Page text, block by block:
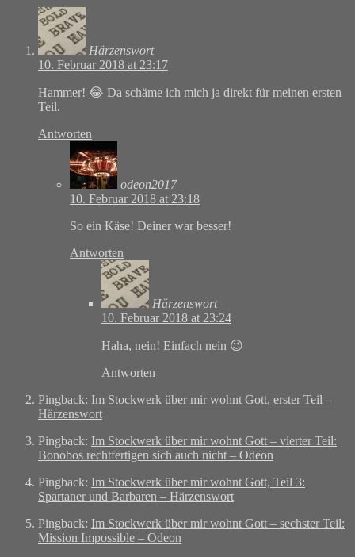
Härzenswort
10. Februar 2018 at 23:17
Hammer! 😂 Da schäme ich mich ja direkt für meinen ersten
Teil.
Antworten
odeon2017
10. Februar 2018 at 23:18
So ein Käse! Deiner war besser!
Antworten
Härzenswort
10. Februar 2018 at 23:24
Haha, nein! Einfach nein 😉
Antworten
Pingback: Im Stockwerk über mir wohnt Gott, erster Teil –
Härzenswort
Pingback: Im Stockwerk über mir wohnt Gott – vierter Teil:
Bonobos rechtfertigen sich auch nicht – Odeon
Pingback: Im Stockwerk über mir wohnt Gott, Teil 3:
Spartaner und Barbaren – Härzenswort
Pingback: Im Stockwerk über mir wohnt Gott – sechster Teil:
Mission Impossible – Odeon